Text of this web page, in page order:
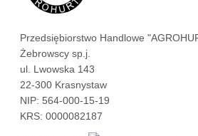
Przedsiębiorstwo Handlowe
Żebrowscy sp.j.
ul. Lwowska 143
22-300 Krasnystaw
NIP: 564-000-15-19
KRS: 0000082187